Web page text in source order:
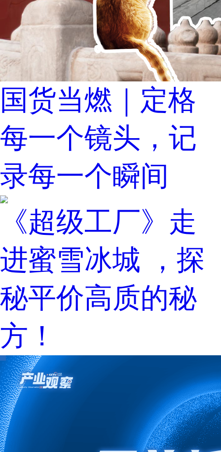
国货当燃｜定格
每一个镜头，记
录每一个瞬间
《超级工厂》走
进蜜雪冰城 ，探
秘平价高质的秘
方！